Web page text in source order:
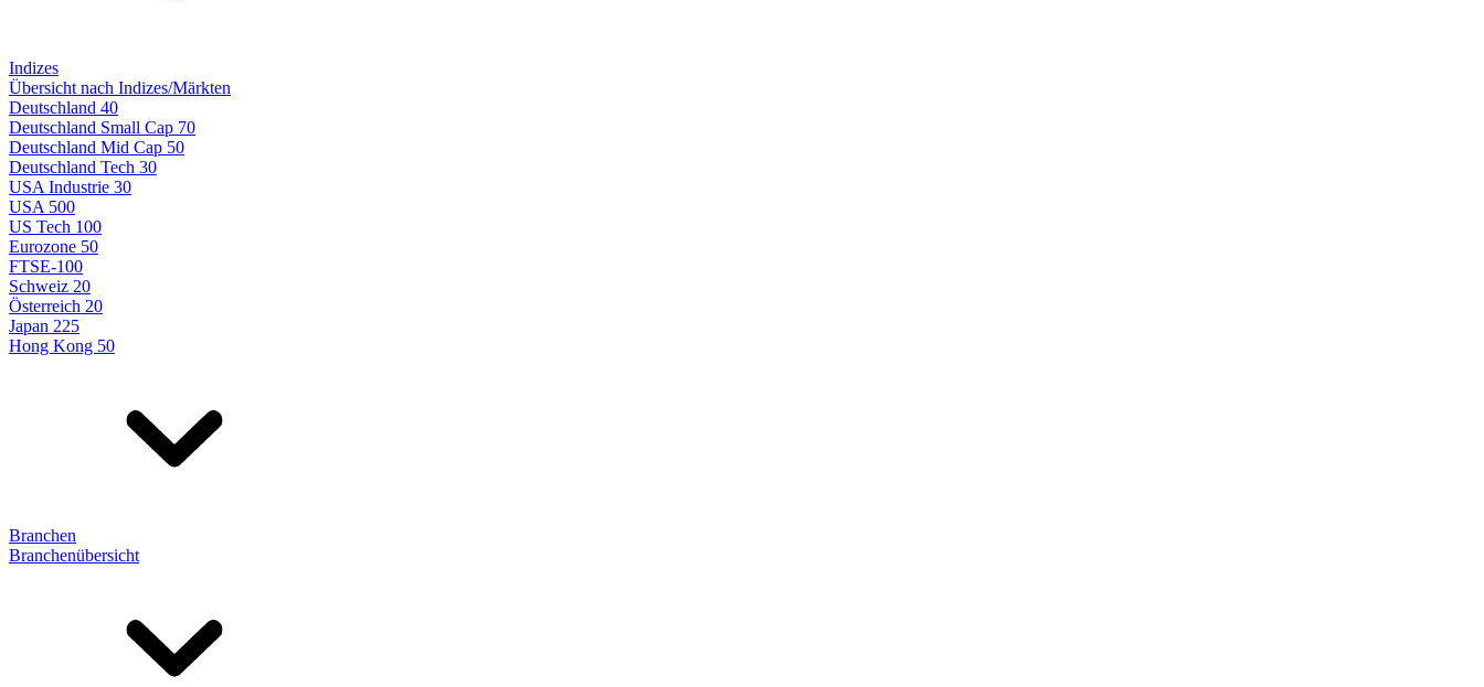
Indizes
Übersicht nach Indizes/Märkten
Deutschland 40
Deutschland Small Cap 70
Deutschland Mid Cap 50
Deutschland Tech 30
USA Industrie 30
USA 500
US Tech 100
Eurozone 50
FTSE-100
Schweiz 20
Österreich 20
Japan 225
Hong Kong 50
Branchen
Branchenübersicht